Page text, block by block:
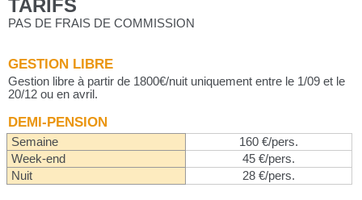
TARIFS
PAS DE FRAIS DE COMMISSION
GESTION LIBRE
Gestion libre à partir de 1800€/nuit uniquement entre le 1/09 et le
20/12 ou en avril.
DEMI-PENSION
Semaine
160 €/pers.
Week-end
45 €/pers.
Nuit
28 €/pers.